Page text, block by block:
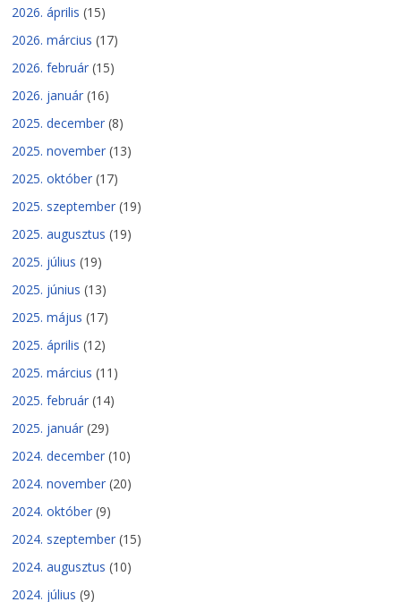
2026. április (15)
2026. március (17)
2026. február (15)
2026. január (16)
2025. december (8)
2025. november (13)
2025. október (17)
2025. szeptember (19)
2025. augusztus (19)
2025. július (19)
2025. június (13)
2025. május (17)
2025. április (12)
2025. március (11)
2025. február (14)
2025. január (29)
2024. december (10)
2024. november (20)
2024. október (9)
2024. szeptember (15)
2024. augusztus (10)
2024. július (9)